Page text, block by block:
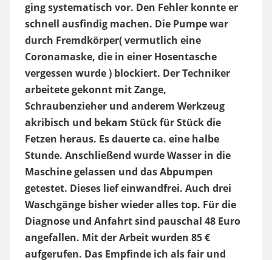
ging systematisch vor. Den Fehler konnte er
schnell ausfindig machen. Die Pumpe war
durch Fremdkörper( vermutlich eine
Coronamaske, die in einer Hosentasche
vergessen wurde ) blockiert. Der Techniker
arbeitete gekonnt mit Zange,
Schraubenzieher und anderem Werkzeug
akribisch und bekam Stück für Stück die
Fetzen heraus. Es dauerte ca. eine halbe
Stunde. Anschließend wurde Wasser in die
Maschine gelassen und das Abpumpen
getestet. Dieses lief einwandfrei. Auch drei
Waschgänge bisher wieder alles top. Für die
Diagnose und Anfahrt sind pauschal 48 Euro
angefallen. Mit der Arbeit wurden 85 €
aufgerufen. Das Empfinde ich als fair und